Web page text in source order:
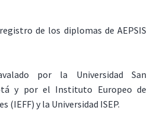
de los diplomas de AEPSIS
por la Universidad San
y por el Instituto Europeo de
(IEFF) y la Universidad ISEP.